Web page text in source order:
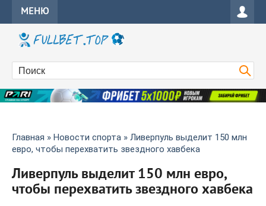
МЕНЮ
Главная » Новости спорта » Ливерпуль выделит 150 млн
евро, чтобы перехватить звездного хавбека
Ливерпуль выделит 150 млн евро,
чтобы перехватить звездного хавбека